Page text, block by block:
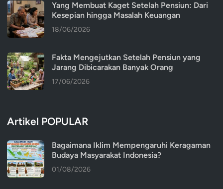
Yang Membuat Kaget Setelah Pensiun: Dari
Kesepian hingga Masalah Keuangan
18/06/2026
Fakta Mengejutkan Setelah Pensiun yang
Jarang Dibicarakan Banyak Orang
17/06/2026
Artikel POPULAR
Bagaimana Iklim Mempengaruhi Keragaman
Budaya Masyarakat Indonesia?
01/08/2026